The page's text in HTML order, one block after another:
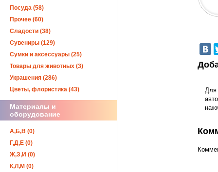
Для
Посуда (58)
Прочее (60)
Сладости (38)
Сувениры (129)
Сумки и аксессуары (25)
Товары для животных (3)
Украшения (286)
Цветы, флористика (43)
Материалы и
оборудование
А,Б,В (0)
Г,Д,Е (0)
Ж,З,И (0)
К,Л,М (0)